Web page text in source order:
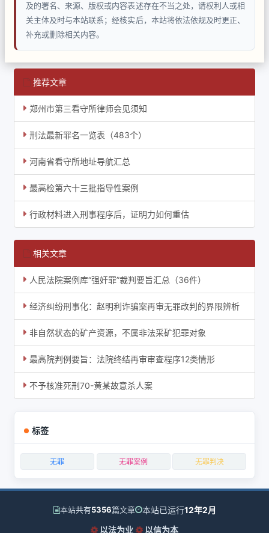
及的署名、来源、版权或内容表述存在不当之处，请权利人或相
关主体及时与本站联系；经核实后，本站将依法依规及时更正、
补充或删除相关内容。
推荐文章
郑州市第三看守所律师会见须知
刑法最新罪名一览表（483个）
河南省看守所地址导航汇总
最高检第六十三批指导性案例
行政材料进入刑事程序后，证明力如何重估
相关文章
人民法院案例库“强奸罪”裁判要旨汇总（36件）
经济纠纷刑事化：赵明利诈骗案再审无罪改判的界限辨析
非自然状态的矿产资源，不属非法采矿犯罪对象
最高院判例要旨：法院终结再审审查程序12类情形
不予核准死刑70-黄某故意杀人案
标签
无罪 无罪案例 无罪判决
本站共有5356篇文章 本站已运行12年2月
以法为业
以信为本